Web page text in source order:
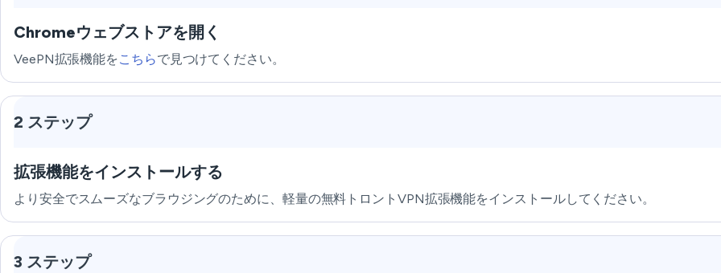
Chromeウェブストアを開く
VeePN拡張機能をこちらで見つけてください。
2 ステップ
拡張機能をインストールする
より安全でスムーズなブラウジングのために、軽量の無料トロントVPN拡張機能をインストールしてください。
3 ステップ